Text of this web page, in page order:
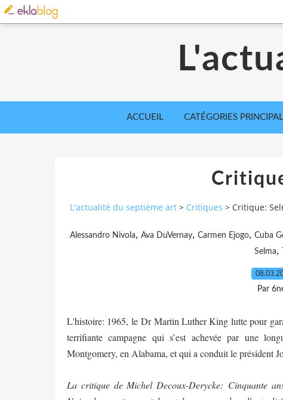
ACCUEIL CATÉGORIES
L'actualité du septième art > Critiques > Critique:
Alessandro Nivola, Ava DuVernay, Carmen Ejogo, Cuba
Selma,
Par
L'histoire: 1965, le Dr Martin Luther King lutte pour
terrifiante campagne qui s’est achevée par une
Montgomery, en Alabama, et qui a conduit le président
La critique de Michel Decoux-Derycke: Cinquante